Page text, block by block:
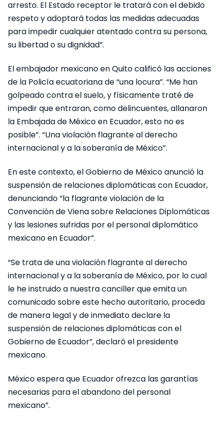
arresto. El Estado receptor le tratará con el debido
respeto y adoptará todas las medidas adecuadas
para impedir cualquier atentado contra su persona,
su libertad o su dignidad”.
El embajador mexicano en Quito calificó las acciones
de la Policía ecuatoriana de “una locura”. “Me han
golpeado contra el suelo, y físicamente traté de
impedir que entraran, como delincuentes, allanaron
la Embajada de México en Ecuador, esto no es
posible”. “Una violación flagrante al derecho
internacional y a la soberanía de México”.
En este contexto, el Gobierno de México anunció la
suspensión de relaciones diplomáticas con Ecuador,
denunciando “la flagrante violación de la
Convención de Viena sobre Relaciones Diplomáticas
y las lesiones sufridas por el personal diplomático
mexicano en Ecuador”.
“Se trata de una violación flagrante al derecho
internacional y a la soberanía de México, por lo cual
le he instruido a nuestra canciller que emita un
comunicado sobre este hecho autoritario, proceda
de manera legal y de inmediato declare la
suspensión de relaciones diplomáticas con el
Gobierno de Ecuador”, declaró el presidente
mexicano.
México espera que Ecuador ofrezca las garantías
necesarias para el abandono del personal
mexicano”.